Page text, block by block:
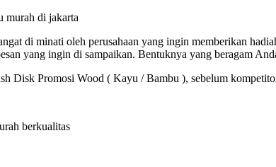
di minati oleh perusahaan yang ingin memberikan
yang ingin di sampaikan. Bentuknya yang beragam
Disk Promosi Wood ( Kayu / Bambu ), sebelum